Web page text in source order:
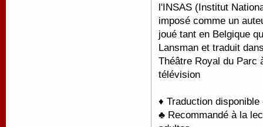
l'INSAS (Institut
imposé comme un
joué tant en Belgique
Lansman et traduit
Théâtre Royal du Parc
télévision
♦ Traduction
♣ Recommandé à la